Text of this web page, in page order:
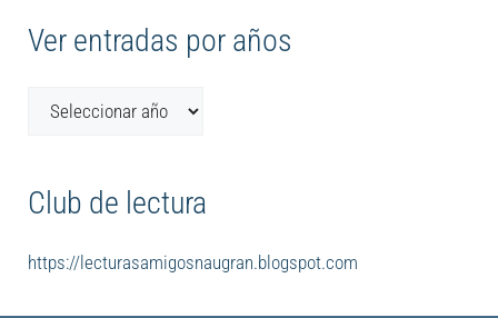
Ver entradas por años
Club de lectura
https://lecturasamigosnaugran.blogspot.com